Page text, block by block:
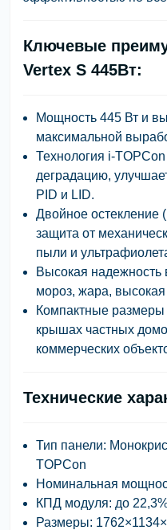
Ключевые
Vertex S 445Вт:
Мощность 445 Вт и
максимальной
Технология i-
деградацию,
PID и LID.
Двойное остекление
защита от
пыли и
Высокая надежность
мороз, жара,
Компактные размеры
крышах частных
коммерческих
Технические
Тип панели:
TOPCon
Номинальная
КПД модуля: до
Размеры: